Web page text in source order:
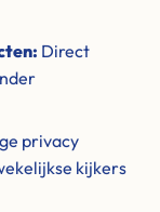
Direct
privacy
kijkers